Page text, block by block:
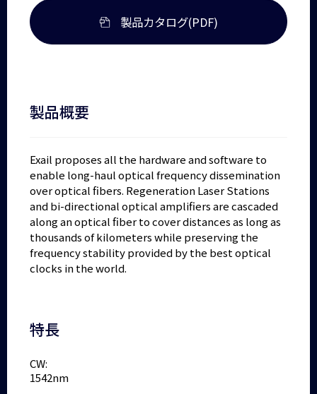
製品カタログ(PDF)
製品概要
Exail proposes all the hardware and software to
enable long-haul optical frequency dissemination
over optical fibers. Regeneration Laser Stations
and bi-directional optical amplifiers are cascaded
along an optical fiber to cover distances as long as
thousands of kilometers while preserving the
frequency stability provided by the best optical
clocks in the world.
特長
CW:
1542nm